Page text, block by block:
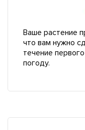
Ваше растение
что вам нужно
течение
погоду.